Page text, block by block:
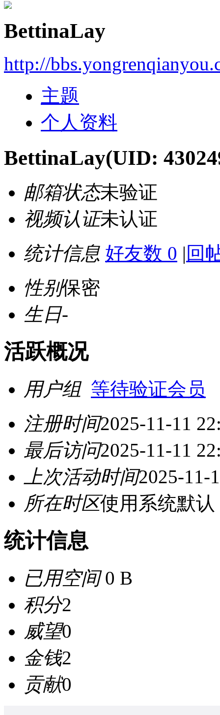
BettinaLay
http://
主题
个人资料
BettinaLay(UID:
邮箱状态未验证
视频认证未认证
统计信息 好友数 0 | 回
性别保密
生日-
活跃概况
用户组 等待验证会员
注册时间2025-11-11
最后访问2025-11-11
上次活动时间2025-11-
所在时区使用系统默认
统计信息
已用空间0 B
积分2
威望0
金钱2
贡献0